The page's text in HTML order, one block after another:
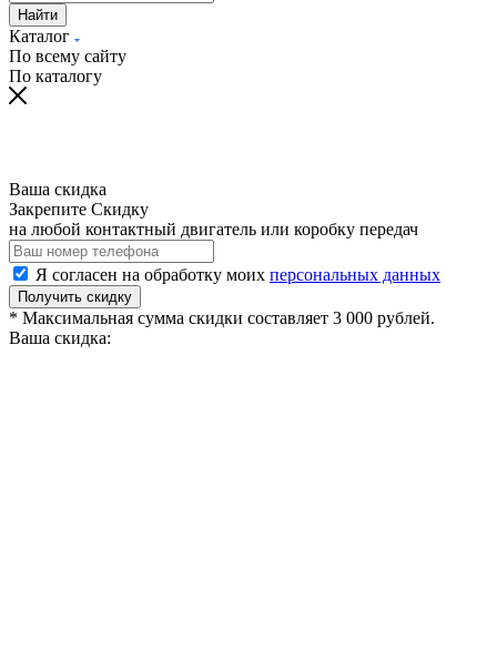
Найти
Каталог
По всему сайту
По каталогу
Ваша скидка
Закрепите Скидку
на любой контактный двигатель или коробку передач
Я согласен на обработку моих персональных данных
Получить скидку
* Максимальная сумма скидки составляет 3 000 рублей.
Ваша скидка: